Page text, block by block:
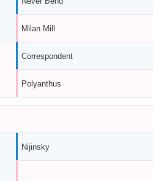
Milan Mill
Correspondent
Polyanthus
Nijinsky